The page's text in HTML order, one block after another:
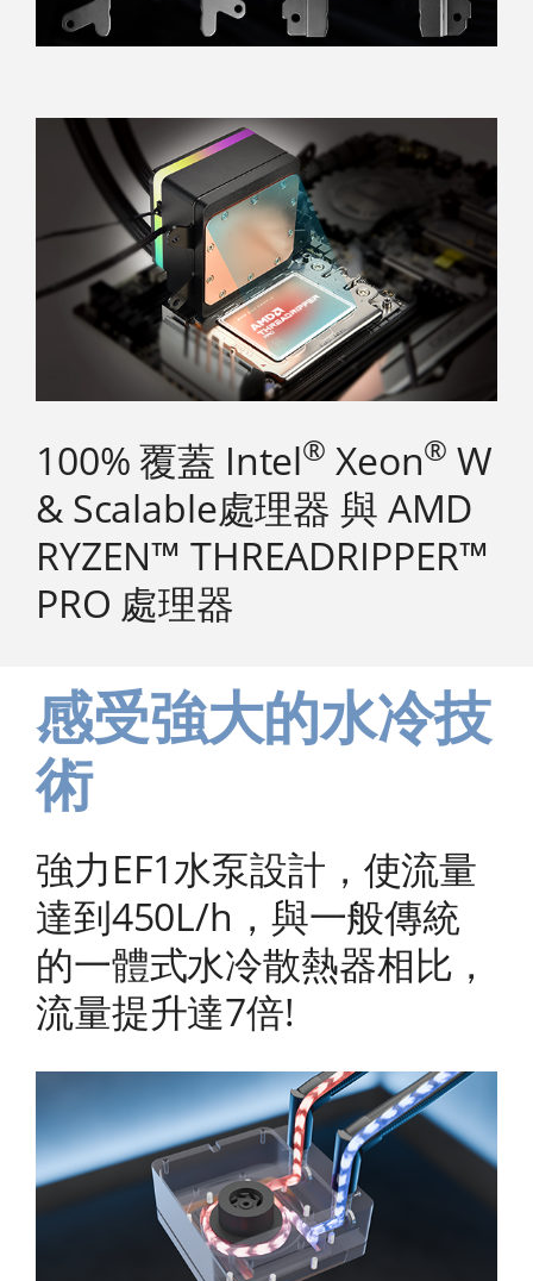
100% 覆蓋 Intel® Xeon® W
& Scalable處理器 與 AMD
RYZEN™ THREADRIPPER™
PRO 處理器
感受強大的水冷技
術
強力EF1水泵設計，使流量
達到450L/h，與一般傳統
的一體式水冷散熱器相比，
流量提升達7倍!